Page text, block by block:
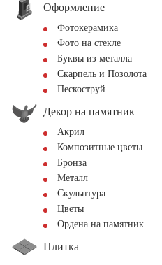
Оформление
Фотокерамика
Фото на стекле
Буквы из металла
Скарпель и Позолота
Пескоструй
Декор на памятник
Акрил
Композитные цветы
Бронза
Металл
Скульптура
Цветы
Ордена на памятник
Плитка